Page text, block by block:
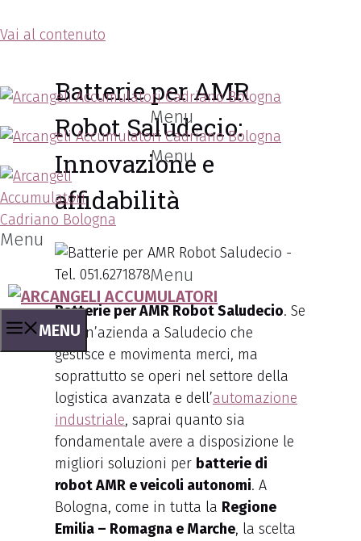
Vai al contenuto
Menu
Menu
Menu
Menu
MENU
Batterie per AMR
Robot Saludecio:
Innovazione e
affidabilità
Batterie per AMR Robot Saludecio. Se
sei un’azienda a Saludecio che
gestisce e movimenta merci, ma
soprattutto se operi nel settore della
logistica avanzata e dell’automazione
industriale, saprai quanto sia
fondamentale avere a disposizione le
migliori soluzioni per batterie di
robot AMR e veicoli autonomi. A
Bologna, come in tutta la Regione
Emilia – Romagna e Marche, la scelta